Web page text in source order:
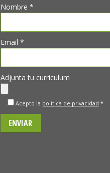
Nombre *
Email *
Adjunta tu curriculum
Acepto la política de privacidad *